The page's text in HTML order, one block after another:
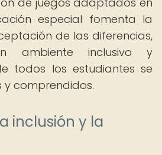
especial fomenta la
de las diferencias,
ambiente inclusivo y
todos los estudiantes se
y comprendidos.
inclusión y la